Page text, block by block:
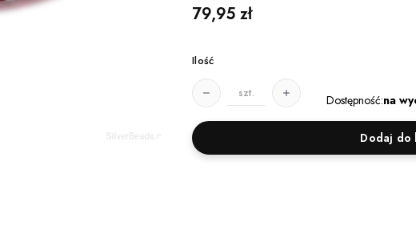
Cena
79,95 zł
Ilość
szt. Dostępność:na
Dodaj do